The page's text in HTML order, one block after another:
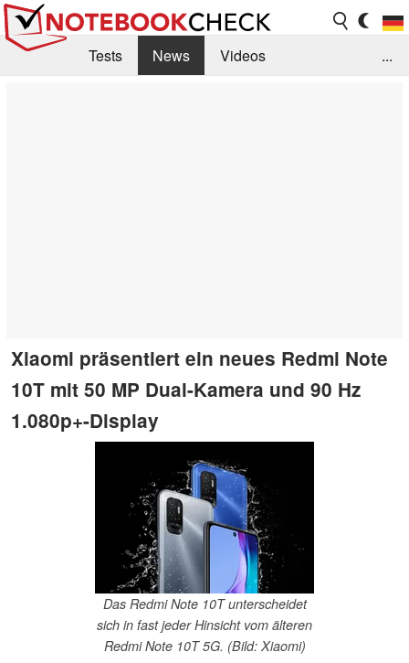
Tests News
Videos
...
Xiaomi präsentiert ein neues Redmi Note
10T mit 50 MP Dual-Kamera und 90 Hz
1.080p+-Display
Das Redmi Note 10T unterscheidet
sich in fast jeder Hinsicht vom älteren
Redmi Note 10T 5G. (Bild: Xiaomi)